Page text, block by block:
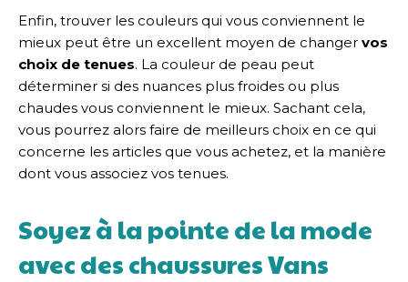
Enfin, trouver les couleurs qui vous conviennent le
mieux peut être un excellent moyen de changer vos
choix de tenues. La couleur de peau peut
déterminer si des nuances plus froides ou plus
chaudes vous conviennent le mieux. Sachant cela,
vous pourrez alors faire de meilleurs choix en ce qui
concerne les articles que vous achetez, et la manière
dont vous associez vos tenues.
Soyez à la pointe de la mode
avec des chaussures Vans